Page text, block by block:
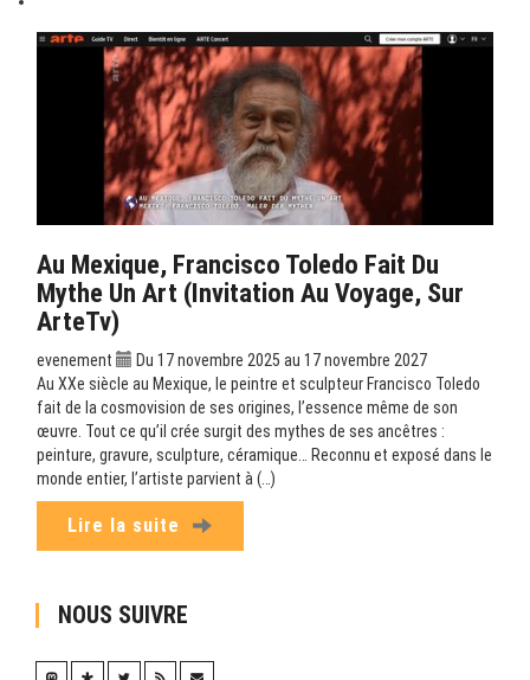
Au Mexique, Francisco Toledo Fait Du
Mythe Un Art (Invitation Au Voyage, Sur
ArteTv)
evenement
Du 17 novembre 2025 au 17 novembre 2027
Au XXe siècle au Mexique, le peintre et sculpteur Francisco Toledo
fait de la cosmovision de ses origines, l’essence même de son
œuvre. Tout ce qu’il crée surgit des mythes de ses ancêtres :
peinture, gravure, sculpture, céramique… Reconnu et exposé dans le
monde entier, l’artiste parvient à (…)
Lire la suite
NOUS SUIVRE